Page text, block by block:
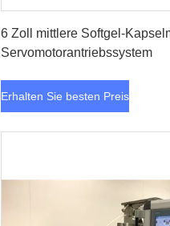
6 Zoll mittlere Softgel-
Servomotorantriebssystem
Erhalten Sie besten Preis